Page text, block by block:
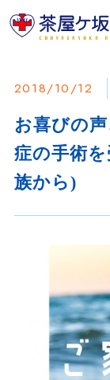
2018/10/12
お喜びの
症の手術
族から)